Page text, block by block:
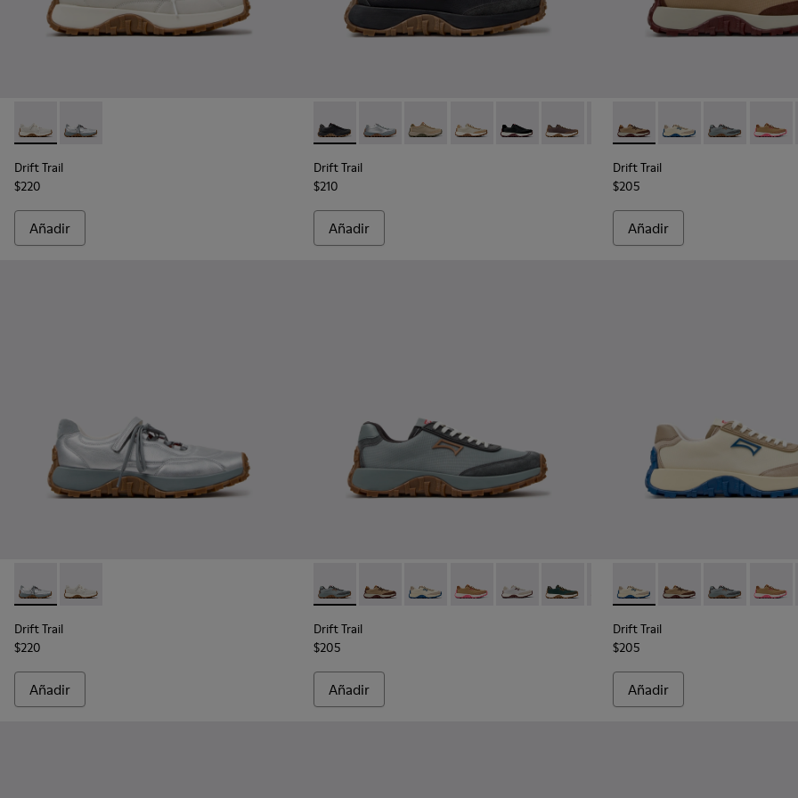
Drift Trail - K201988-002 - Zapatillas blancas de piel para mujer.
Drift Trail - K201988-001 - Zapatillas de piel y nobuk grises para mujer.
Drift Trail
$220
Añadir
Drift Trail - K201586-024 - Zapatillas negras de piel y nobuk para mujer.
Drift Trail - K201586-026 - Zapatillas de piel y nobuk grises para
Drift Trail - K201586-025 - Zapatillas multicolor de piel y
Drift Trail - K201586-022 - Zapatillas de piel y nobuk
Drift Trail - K201586-021 - Zapatillas de piel y
Drift Trail - K201586-020 - Sneakers de
Drift Trail - K201586-017 -
Drift Trail - K201586-012
Drift Trail -
Drift Trail
$210
Añadir
Drift Trail - K201462-062 -
Drift Trail -Drift Trail -
Drift
Drift Trail
$205
Añadir
Drift Trail - K201988-001 - Zapatillas de piel y nobuk grises para mujer.
Drift Trail - K201988-002 - Zapatillas blancas de piel para mujer.
Drift Trail
$220
Añadir
Drift Trail - K201462-060 - Zapatillas azules de textil y nobuk para mujer.
Drift Trail - K201462-062 - Zapatillas de textil y nobuk marrones para
Drift Trail - K201462-061 - Zapatillas de textil y nobuk beige
Drift Trail - K201462-056 - Zapatillas de textil y piel
Drift Trail - K201462-053 - Zapatillas grises de
Drift Trail - K201462-051 - Sneakers
Drift Trail - K201462-050 -
Drift Trail - K201462-043
Drift Trail -Drift Trail -
Drift Trail
$205
Añadir
Drift Trail - K201462-061 -
Drift Trail -Drift Trail -
Drift
Drift Trail
$205
Añadir